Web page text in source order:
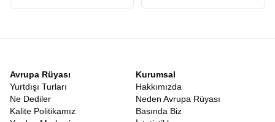
Nil Tekne Gezisi Dahil Mısır Turu
sırasında nehrin iki yakasındaki yeşil tarım arazilerinin hemen
ardında başlayan sonsuz çölü görmek, yaşam ve ölüm arasındaki
ince çizgiyi hatırlatır. Mısırlılar için doğu yakası yaşamı, batı
yakası ise ölümü simgeler. Nil üzerinde süzülürken bu sembolizmi
Avrupa Rüyası
Yurtdışı Turları
Ne Dediler
Kalite Politikamız
Kurumsal
Hakkımızda
Neden Avrupa Rüyası
Basında Biz